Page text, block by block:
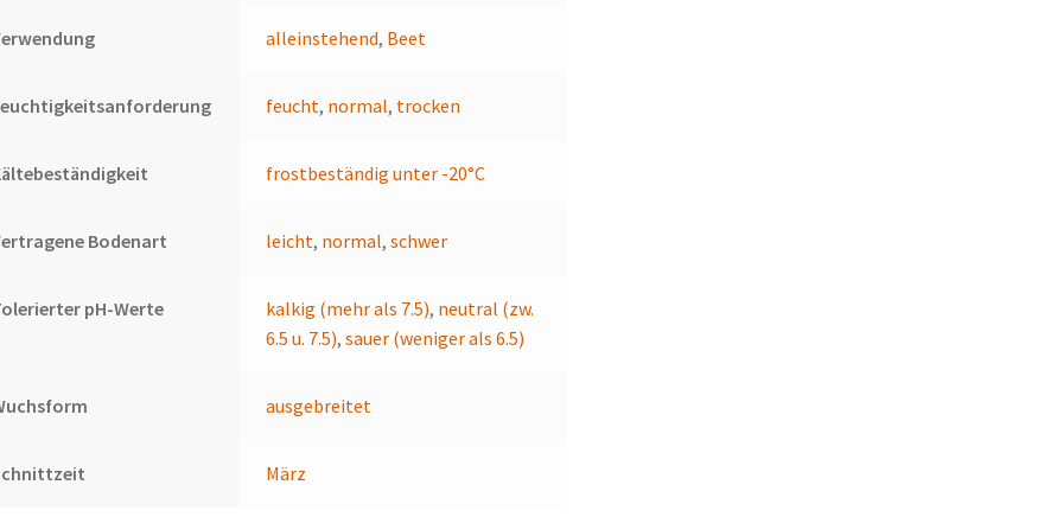
alleinstehend, Beet
feucht, normal, trocken
frostbeständig unter -20°C
Bodenart leicht, normal,schwer
pH-Werte kalkig (mehr als 7.5), neutral (zw.
6.5 u. 7.5),sauer (weniger als 6.5)
ausgebreitet
März